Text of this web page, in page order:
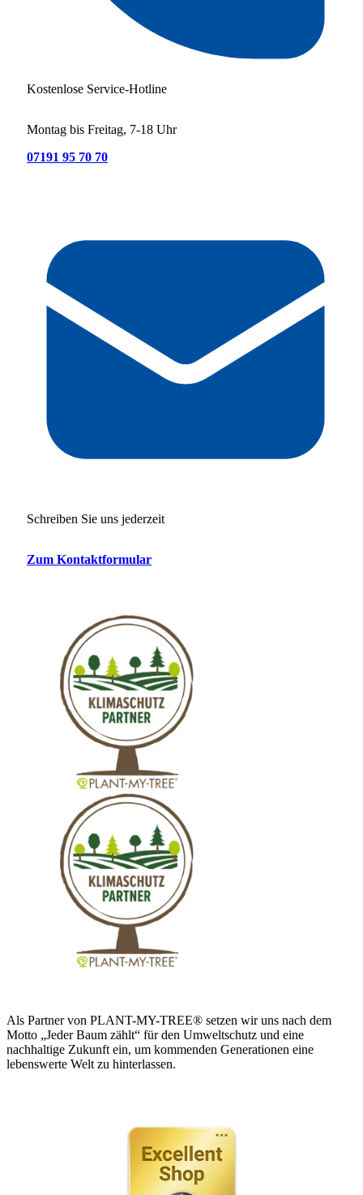
Kostenlose Service-Hotline
Montag bis Freitag, 7-18 Uhr
07191 95 70 70
Schreiben Sie uns jederzeit
Zum Kontaktformular
Als Partner von PLANT-MY-TREE® setzen wir uns nach dem
Motto „Jeder Baum zählt“ für den Umweltschutz und eine
nachhaltige Zukunft ein, um kommenden Generationen eine
lebenswerte Welt zu hinterlassen.